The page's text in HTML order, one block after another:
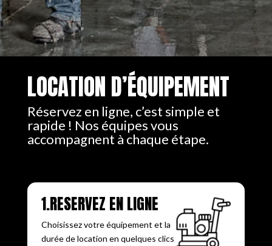
LOCATION D’ÉQUIPEMENT
Réservez en ligne, c’est simple et
rapide ! Nos équipes vous
accompagnent à chaque étape.
1.RÉSERVEZ EN LIGNE
Choisissez votre équipement et la
durée de location en quelques clics